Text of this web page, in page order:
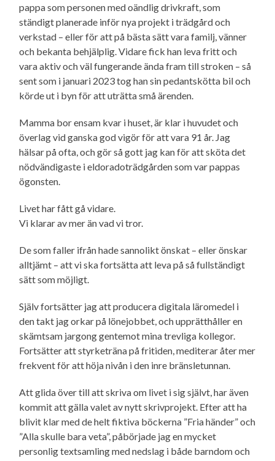
pappa som personen med oändlig drivkraft, som
ständigt planerade inför nya projekt i trädgård och
verkstad – eller för att på bästa sätt vara familj, vänner
och bekanta behjälplig. Vidare fick han leva fritt och
vara aktiv och väl fungerande ända fram till stroken – så
sent som i januari 2023 tog han sin pedantskötta bil och
körde ut i byn för att uträtta små ärenden.
Mamma bor ensam kvar i huset, är klar i huvudet och
överlag vid ganska god vigör för att vara 91 år. Jag
hälsar på ofta, och gör så gott jag kan för att sköta det
nödvändigaste i eldorado­trädgården som var pappas
ögonsten.
Livet har fått gå vidare.
Vi klarar av mer än vad vi tror.
De som faller ifrån hade sannolikt önskat – eller önskar
alltjämt – att vi ska fortsätta att leva på så fullständigt
sätt som möjligt.
Själv fortsätter jag att producera digitala läromedel i
den takt jag orkar på lönejobbet, och upprätthåller en
skämtsam jargong gentemot mina trevliga kollegor.
Fortsätter att styrketräna på fritiden, mediterar åter mer
frekvent för att höja nivån i den inre bränsletunnan.
Att glida över till att skriva om livet i sig självt, har även
kommit att gälla valet av nytt skrivprojekt. Efter att ha
blivit klar med de helt fiktiva böckerna ”Fria händer” och
”Alla skulle bara veta”, påbörjade jag en mycket
personlig textsamling med nedslag i både barndom och